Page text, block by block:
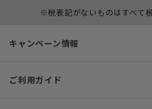
※税表記がないものはすべて
キャンペーン情報
ご利用ガイド